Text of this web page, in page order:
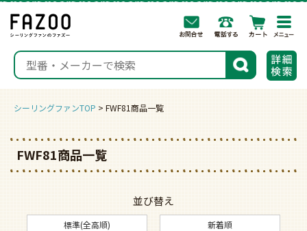
検索
シーリングファンTOP FWF81商品一覧
FWF81商品一覧
並び替え
標準(全高順) 新着順